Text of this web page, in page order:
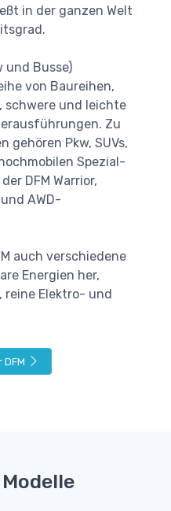
in der ganzen Welt
und Busse)
von Baureihen,
und leichte
Zu
gehören Pkw, SUVs,
Spezial-
DFM Warrior,
AWD-
auch verschiedene
Energien her,
reine Elektro- und
DFM